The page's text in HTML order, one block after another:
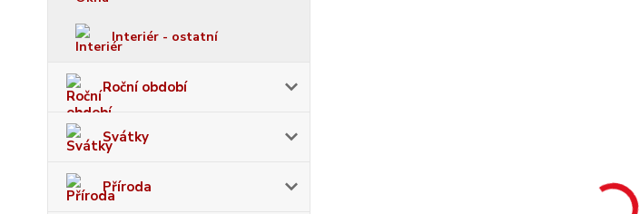
Interiér - ostatní
Roční období
Svátky
Příroda